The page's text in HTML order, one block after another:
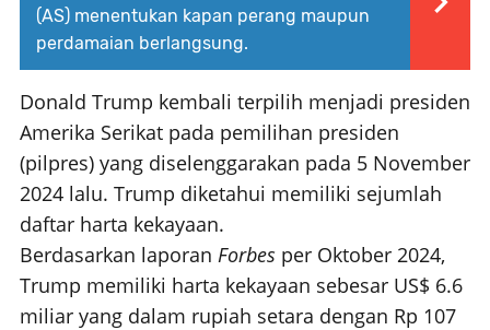
(AS) menentukan kapan perang maupun
perdamaian berlangsung.
Donald Trump kembali terpilih menjadi presiden
Amerika Serikat pada pemilihan presiden
(pilpres) yang diselenggarakan pada 5 November
2024 lalu. Trump diketahui memiliki sejumlah
daftar harta kekayaan.
Berdasarkan laporan Forbes per Oktober 2024,
Trump memiliki harta kekayaan sebesar US$ 6.6
miliar yang dalam rupiah setara dengan Rp 107